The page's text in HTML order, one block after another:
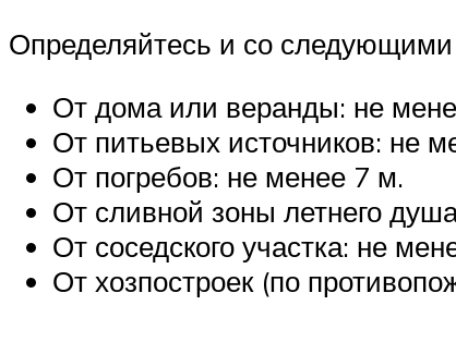
Определяйтесь и со
От дома или веранды: не
От питьевых источников: не
От погребов: не менее 7 м.
От сливной зоны летнего
От соседского участка: не
От хозпостроек (по